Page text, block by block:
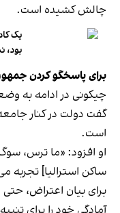
چالش کشیده است.
یک
بود،
برای پاسخگو کردن
چیکونی در ادامه به
گفت دولت در کنار
است.
او افزود: «ما ترس،
ساکن استرالیا] تجربه
برای بیان اعتراض، حتی